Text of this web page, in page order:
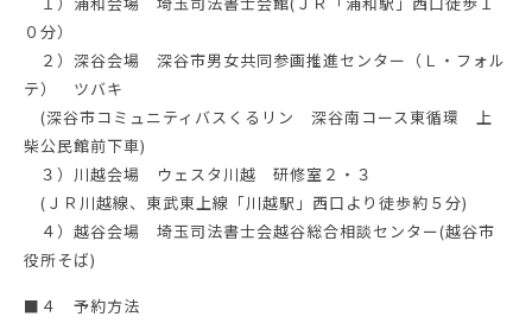
０分）
２）深谷会場 深谷市男女共同参画推進センター（Ｌ・フォル
テ） ツバキ
(深谷市コミュニティバスくるリン 深谷南コース東循環 上
柴公民館前下車)
３）川越会場 ウェスタ川越 研修室２・３
(ＪＲ川越線、東武東上線「川越駅」西口より徒歩約５分)
４）越谷会場 埼玉司法書士会越谷総合相談センター(越谷市
役所そば)
■４ 予約方法